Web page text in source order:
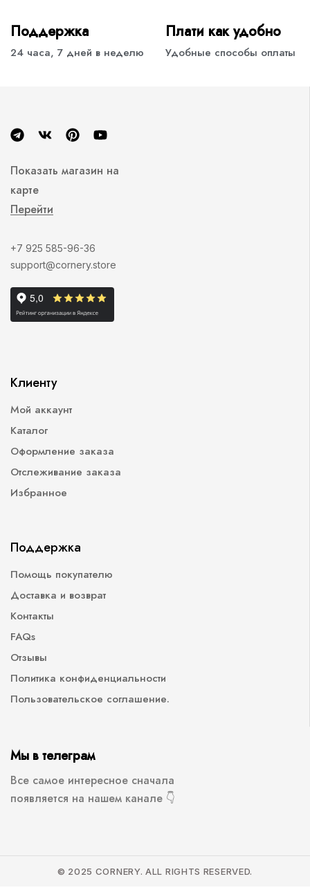
Поддержка
24 часа, 7 дней в неделю
Плати как удобно
Удобные способы оплаты
Показать магазин на
карте
Перейти
+7 925 585-96-36
support@cornery.store
Клиенту
Мой аккаунт
Каталог
Оформление заказа
Отслеживание заказа
Избранное
Поддержка
Помощь покупателю
Доставка и возврат
Контакты
FAQs
Отзывы
Политика конфиденциальности
Пользовательское соглашение.
Мы в телеграм
Все самое интересное сначала
появляется на нашем канале 👇
© 2025 CORNERY. ALL RIGHTS RESERVED.